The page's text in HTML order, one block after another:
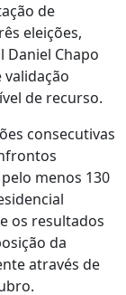
de
eleições,
Daniel Chapo
validação
de recurso.
consecutivas
menos 130
os resultados
da
através de